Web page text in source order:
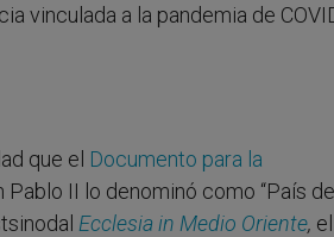
vinculada a la pandemia de
que el Documento para la
II lo denominó como “País
Ecclesia in Medio Oriente,